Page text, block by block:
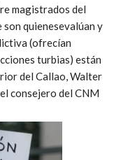
magistrados del
quienesevalúan y
(ofrecían
turbias) están
del Callao, Walter
consejero del CNM